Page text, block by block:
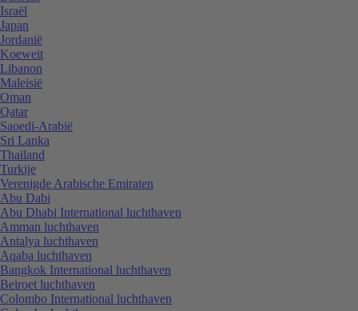
Israël
Japan
Jordanië
Koeweit
Libanon
Maleisië
Oman
Qatar
Saoedi-Arabië
Sri Lanka
Thailand
Turkije
Verenigde Arabische Emiraten
Abu Dabi
Abu Dhabi International luchthaven
Amman luchthaven
Antalya luchthaven
Aqaba luchthaven
Bangkok International luchthaven
Beiroet luchthaven
Colombo International luchthaven